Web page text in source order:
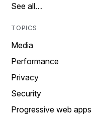
See all…
TOPICS
Media
Performance
Privacy
Security
Progressive web apps